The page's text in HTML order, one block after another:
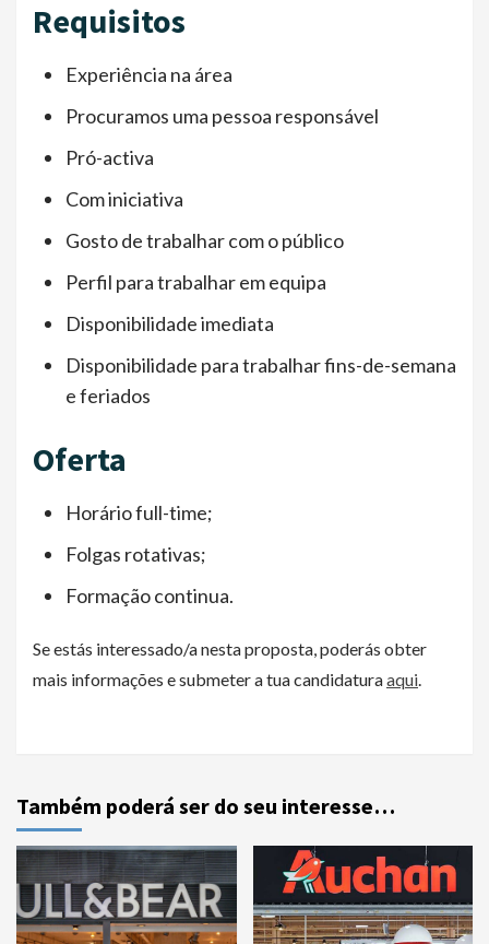
Requisitos
Experiência na área
Procuramos uma pessoa responsável
Pró-activa
Com iniciativa
Gosto de trabalhar com o público
Perfil para trabalhar em equipa
Disponibilidade imediata
Disponibilidade para trabalhar fins-de-semana
e feriados
Oferta
Horário full-time;
Folgas rotativas;
Formação continua.
Se estás interessado/a nesta proposta, poderás obter
mais informações e submeter a tua candidaturaaqui.
Também poderá ser do seu interesse…